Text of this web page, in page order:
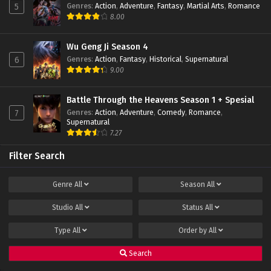
Swallowed Star Season 2 Episode 34 Subtitle
Swallowed Star Season 2 Episode 33 Subtitle
Indonesia
Swallowed Star Season 2 Episode 32 Subtitle
Indonesia
Eps 32 - October 19, 2022
Eps 31 - October 12, 2022
Swallowed Star Season 2 Episode 30 Subtitle
Eps 30 - October 7, 2022
Swallowed Star Season 2 Episode 29 Subtitle
5 Genres: Action, Adventure, Fantasy, Martial Arts, Romance
8.00
6
Wu Geng Ji Season 4
Genres: Action, Fantasy, Historical, Supernatural
9.00
7
Battle Through the Heavens Season 1 + Spesial
Genres: Action, Adventure, Comedy, Romance,
Supernatural
7.27
Filter Search
Genre All Season All
Studio All Status All
Type All Order by All
Search